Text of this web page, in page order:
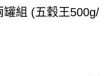
罐組 (五穀王500g/